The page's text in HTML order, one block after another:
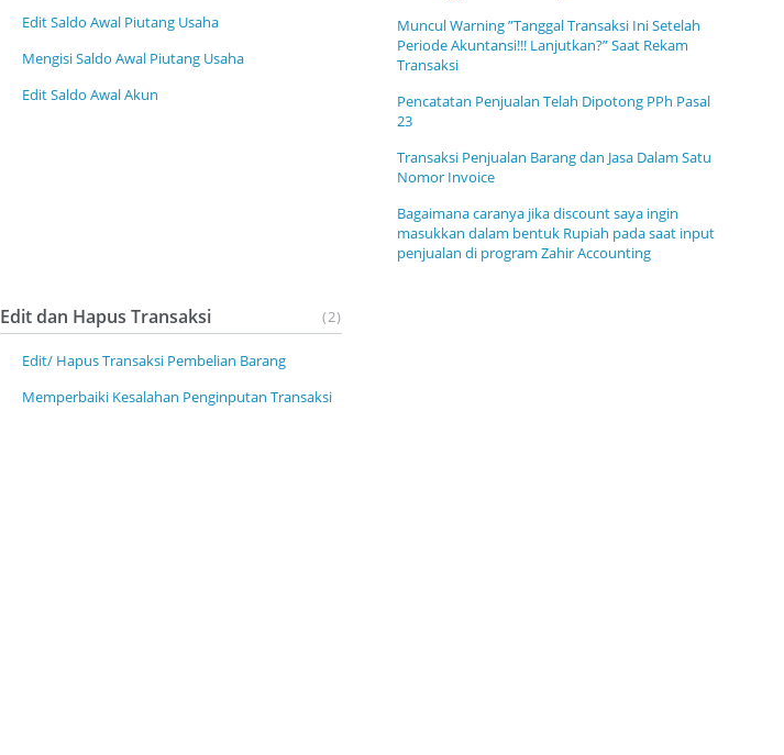
Edit Saldo Awal Piutang Usaha
Mengisi Saldo Awal Piutang Usaha
Edit Saldo Awal Akun
Muncul Warning ”Tanggal Transaksi Ini Setelah
Periode Akuntansi!!! Lanjutkan?” Saat Rekam
Transaksi
Pencatatan Penjualan Telah Dipotong PPh Pasal
23
Transaksi Penjualan Barang dan Jasa Dalam Satu
Nomor Invoice
Bagaimana caranya jika discount saya ingin
masukkan dalam bentuk Rupiah pada saat input
penjualan di program Zahir Accounting
(2)
Edit dan Hapus Transaksi
Edit/ Hapus Transaksi Pembelian Barang
Memperbaiki Kesalahan Penginputan Transaksi